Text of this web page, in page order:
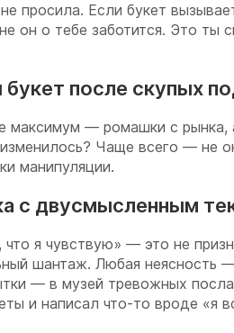
просила. Если букет
он о тебе заботится. Это ты
после скупых
максимум — ромашки с рынка,
Чаще всего — не
манипуляции.
с двусмысленным
что я чувствую» — это не
шантаж. Любая неясность
— в музей тревожных
и написал что-то вроде «я